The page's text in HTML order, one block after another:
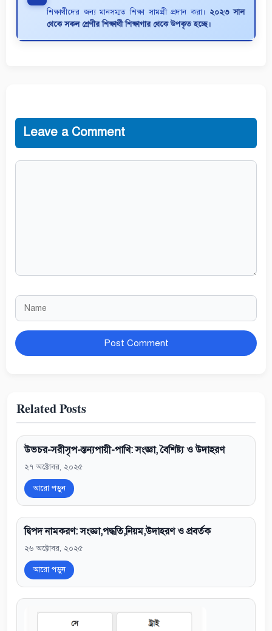
শিক্ষার্থীদের জন্য মানসম্মত শিক্ষা সামগ্রী প্রদান করা। ২০২৩ সাল
থেকে সকল শ্রেণীর শিক্ষার্থী শিক্ষাগার থেকে উপকৃত হচ্ছে।
Leave a Comment
Comment
Name
Website
Related Posts
উভচর-সরীসৃপ-স্তন্যপায়ী-পাখি: সংজ্ঞা, বৈশিষ্ট্য ও উদাহরণ
২৭ অক্টোবর, ২০২৫
আরো পড়ুন
দ্বিপদ নামকরণ: সংজ্ঞা,পদ্ধতি,নিয়ম,উদাহরণ ও প্রবর্তক
২৬ অক্টোবর, ২০২৫
আরো পড়ুন